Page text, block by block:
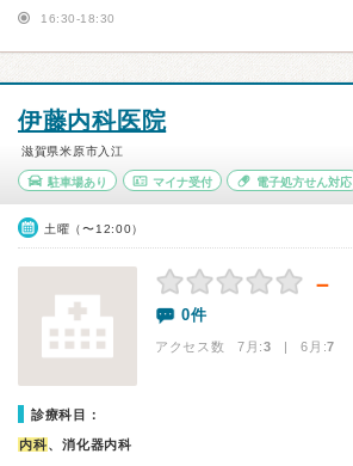
16:30-18:30
伊藤内科医院
滋賀県米原市入江
駐車場あり マイナ受付 電子処方せん対応
土曜（〜12:00）
－
0件
アクセス数 7月:3 | 6月:7
診療科目：
内科、消化器内科